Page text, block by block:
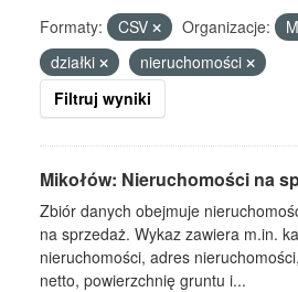
Formaty: CSV Organizacje:
działki
nieruchomości
Filtruj wyniki
Mikołów: Nieruchomości na
Zbiór danych obejmuje
na sprzedaż. Wykaz zawiera m.in.
nieruchomości, adres
netto, powierzchnię gruntu i...